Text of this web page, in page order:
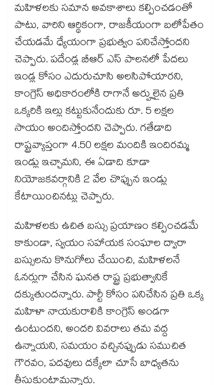
మహిళలకు సమాన అవకాశాలు కల్పించడంతో
పాటు, వారిని ఆర్థికంగా, రాజకీయంగా బలోపేతం
చేయడమే ధ్యేయంగా ప్రభుత్వం పనిచేస్తోందని
చెప్పారు. పదేండ్ల బీఆర్ ఎస్ పాలనలో పేదలు
ఇండ్ల కోసం ఎదురుచూసి అలసిపోయారని,
కాంగ్రెస్ అధికారంలోకి రాగానే అర్హులైన ప్రతి
ఒక్కరికి ఇల్లు కట్టుకునేందుకు రూ. 5 లక్షల
సాయం అందిస్తోందని చెప్పారు. గతేడాది
రాష్ట్రవ్యాప్తంగా 4.50 లక్షల మందికి ఇందిరమ్మ
ఇండ్లు ఇచ్చామని, ఈ ఏడాది కూడా
నియోజకవర్గానికి 2 వేల చొప్పున ఇండ్లు
కేటాయించినట్లు చెప్పారు.
మహిళలకు ఉచిత బస్సు ప్రయాణం కల్పించడమే
కాకుండా, స్వయం సహాయక సంఘాల ద్వారా
బస్సులను కొనుగోలు చేయించి, మహిళలనే
ఓనర్లుగా చేసిన ఘనత రాష్ట్ర ప్రభుత్వానికే
దక్కుతుందన్నారు. పార్టీ కోసం పనిచేసిన ప్రతి ఒక్క
మహిళా నాయకురాలికి కాంగ్రెస్ అండగా
ఉంటుందని, అందరి వివరాలు తమ వద్ద
ఉన్నాయని, సమయం వచ్చినప్పుడు సముచిత
గౌరవం, పదవులు దక్కేలా చూసే బాధ్యతను